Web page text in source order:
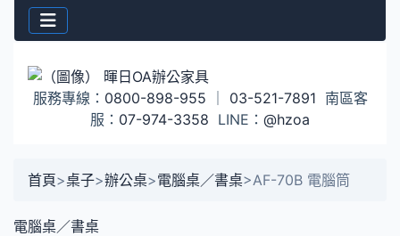
服務專線： 0800-898-955 03-521-7891 南區客
服： 07-974-3358 LINE： @hzoa
首頁>桌子>辦公桌>電腦桌／書桌>AF-70B 電腦筒
電腦桌／書桌